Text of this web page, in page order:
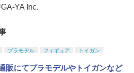
YA Inc.
プラモデル フィギュア
トイガン
販にてプラモデルやトイガンなど